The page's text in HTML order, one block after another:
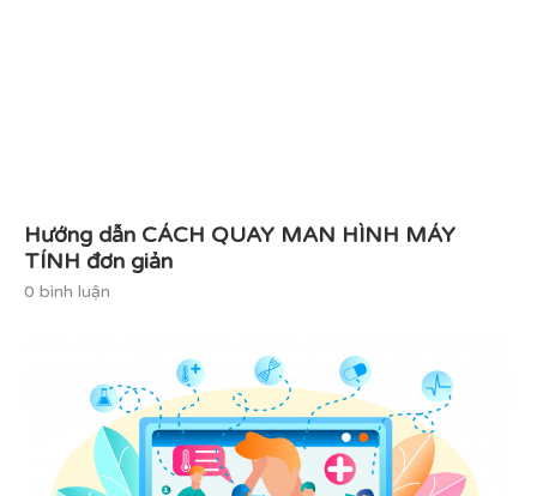
Hướng dẫn CÁCH QUAY MAN HÌNH MÁY
TÍNH đơn giản
0 bình luận